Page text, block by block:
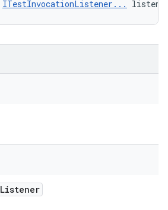
ITestInvocationListener...
Listener